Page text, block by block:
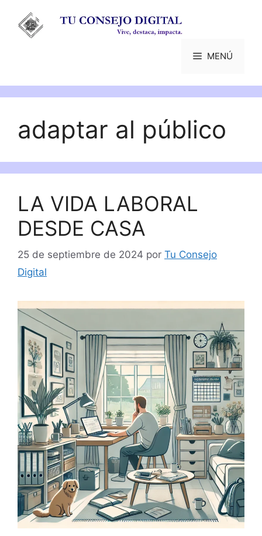
contenido
MENÚ
adaptar al público
LA VIDA LABORAL
DESDE CASA
25 de septiembre de 2024 por Tu Consejo
Digital